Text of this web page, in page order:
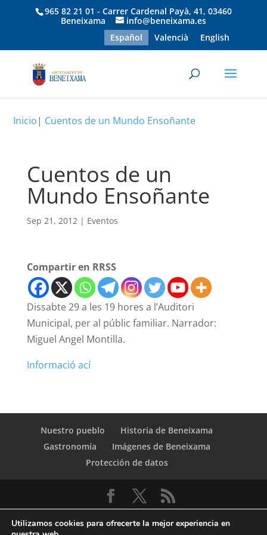
965 82 21 01 - Carrer Cardenal Payà, 41, 03460
Beneixama
info@beneixama.es
Español
Valencià English
Inicio| Cuentos de un Mundo Ensoñante
Cuentos de un
Mundo Ensoñante
Sep 21, 2012| Eventos
Compartir en RRSS
Dissabte 29 a les 19 hores a l’Auditori
Municipal, per al públic familiar. Narrador:
Miguel Angel Montilla.
Informació ací
Nuestro pueblo
Historia de Beneixama
Gastronomía
Imágenes de Beneixama
Protección de datos
Utilizamos cookies para ofrecerte la mejor experiencia en